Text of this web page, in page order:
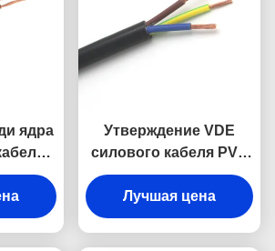
ядра
Утверждение VDE
силового кабеля PVC
H05V2V2-F 2x0.75mm2
300/500V гибкое
Лучшая цена